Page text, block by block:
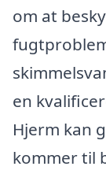
om at
en
Hjerm kan
kommer til